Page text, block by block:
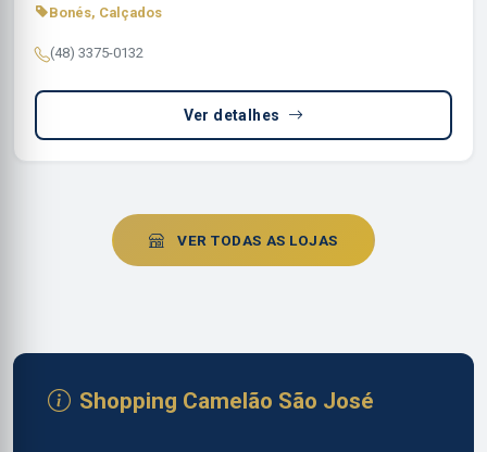
Bonés, Calçados
(48) 3375-0132
Ver detalhes
VER TODAS AS LOJAS
Shopping Camelão São José